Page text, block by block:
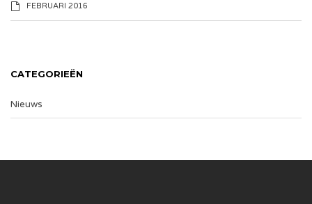
FEBRUARI 2016
CATEGORIEËN
Nieuws